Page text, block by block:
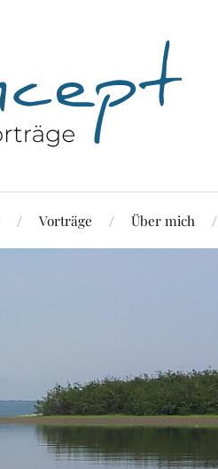
Vorträge Über mich